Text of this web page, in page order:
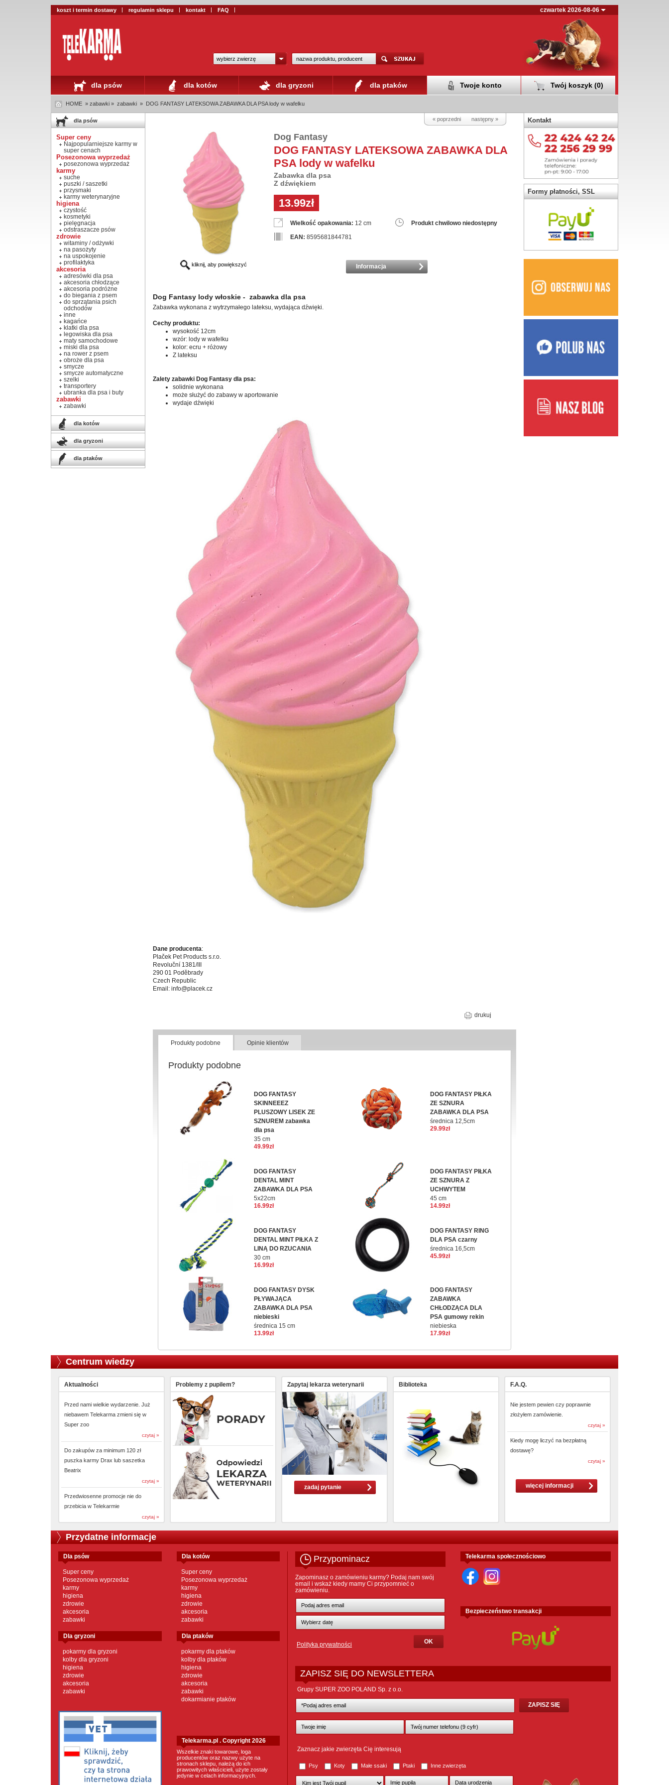
koszt i termin dostawy regulamin sklepu kontakt FAQ czwartek 2026-08-06
wybierz zwierzę
dla psów dla kotów dla gryzoni dla ptaków Twoje konto Twój koszyk (0)
HOME » zabawki » zabawki » DOG FANTASY LATEKSOWA ZABAWKA DLA PSA lody w wafelku
dla psów
Super ceny
Najpopularniejsze karmy w
super cenach
Posezonowa wyprzedaż
posezonowa wyprzedaż
karmy
suche
puszki / saszetki
przysmaki
karmy weterynaryjne
higiena
czystość
kosmetyki
pielęgnacja
odstraszacze psów
zdrowie
witaminy / odżywki
na pasożyty
na uspokojenie
profilaktyka
akcesoria
adresówki dla psa
akcesoria chłodzące
akcesoria podróżne
do biegania z psem
do sprzątania psich
odchodów
inne
kagańce
klatki dla psa
legowiska dla psa
maty samochodowe
miski dla psa
na rower z psem
obroże dla psa
smycze
smycze automatyczne
szelki
transportery
ubranka dla psa i buty
zabawki
zabawki
dla kotów
dla gryzoni
dla ptaków
« poprzedni następny »
kliknij, aby powiększyć
Dog Fantasy
DOG FANTASY LATEKSOWA ZABAWKA DLA
PSA lody w wafelku
Zabawka dla psa
Z dźwiękiem
13.99zł
Wielkość opakowania: 12 cm
Produkt chwilowo niedostępny
EAN: 8595681844781
Informacja
Dog Fantasy lody włoskie - zabawka dla psa
Zabawka wykonana z wytrzymałego lateksu, wydająca dźwięki.
Cechy produktu:
wysokość 12cm
wzór: lody w wafelku
kolor: ecru + różowy
Z lateksu
Zalety zabawki Dog Fantasy dla psa:
solidnie wykonana
może służyć do zabawy w aportowanie
wydaje dźwięki
Dane producenta:
Plaček Pet Products s.r.o.
Revoluční 1381/III
290 01 Poděbrady
Czech Republic
Email: info@placek.cz
drukuj
Produkty podobne Opinie klientów
Produkty podobne
DOG FANTASY
SKINNEEEZ
PLUSZOWY LISEK ZE
SZNUREM zabawka
dla psa
35 cm
49.99zł
DOG FANTASY PIŁKA
ZE SZNURA
ZABAWKA DLA PSA
średnica 12,5cm
29.99zł
DOG FANTASY
DENTAL MINT
ZABAWKA DLA PSA
5x22cm
16.99zł
DOG FANTASY PIŁKA
ZE SZNURA Z
UCHWYTEM
45 cm
14.99zł
DOG FANTASY
DENTAL MINT PIŁKA Z
LINĄ DO RZUCANIA
30 cm
16.99zł
DOG FANTASY RING
DLA PSA czarny
średnica 16,5cm
45.99zł
DOG FANTASY DYSK
PŁYWAJĄCA
ZABAWKA DLA PSA
niebieski
średnica 15 cm
13.99zł
DOG FANTASY
ZABAWKA
CHŁODZĄCA DLA
PSA gumowy rekin
niebieska
17.99zł
Kontakt
Formy płatności, SSL
Centrum wiedzy
Aktualności
Przed nami wielkie wydarzenie. Już
niebawem Telekarma zmieni się w
Super zoo
czytaj »
Do zakupów za minimum 120 zł
puszka karmy Drax lub saszetka
Beatrix
czytaj »
Przedwiosenne promocje nie do
przebicia w Telekarmie
czytaj »
Problemy z pupilem? Zapytaj lekarza weterynarii
zadaj pytanie
Biblioteka F.A.Q.
Nie jestem pewien czy poprawnie
złożyłem zamówienie.
czytaj »
Kiedy mogę liczyć na bezpłatną
dostawę?
czytaj »
więcej informacji
Przydatne informacje
dla psów
Super ceny
Posezonowa wyprzedaż
karmy
higiena
zdrowie
akcesoria
zabawki
dla kotów
Super ceny
Posezonowa wyprzedaż
karmy
higiena
zdrowie
akcesoria
zabawki
dla gryzoni
pokarmy dla gryzoni
kolby dla gryzoni
higiena
zdrowie
akcesoria
zabawki
dla ptaków
pokarmy dla ptaków
kolby dla ptaków
higiena
zdrowie
akcesoria
zabawki
dokarmianie ptaków
Telekarma.pl . Copyright 2026
Wszelkie znaki towarowe, loga
producentów oraz nazwy użyte na
stronach sklepu, należą do ich
prawowitych właścicieli, użyte zostały
jedynie w celach informacyjnych.
Przypominacz
Zapominasz o zamówieniu karmy? Podaj nam swój
email i wskaż kiedy mamy Ci przypomnieć o
zamówieniu.
Polityka prywatności
Telekarma społecznościowo
Bezpieczeństwo transakcji
ZAPISZ SIĘ DO NEWSLETTERA
Grupy SUPER ZOO POLAND Sp. z o.o.
Zaznacz jakie zwierzęta Cię interesują
Psy Koty Małe ssaki Ptaki Inne zwierzęta